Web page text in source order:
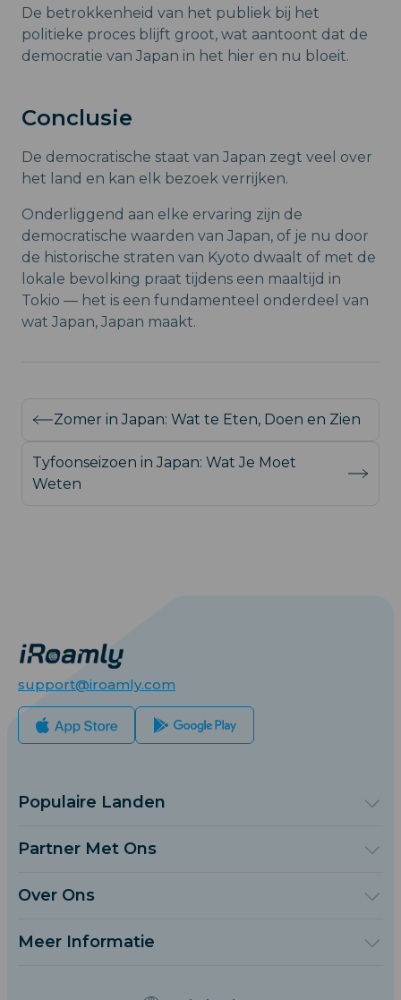
De betrokkenheid van het publiek bij het
politieke proces blijft groot, wat aantoont dat de
democratie van Japan in het hier en nu bloeit.
Conclusie
De democratische staat van Japan zegt veel over
het land en kan elk bezoek verrijken.
Onderliggend aan elke ervaring zijn de
democratische waarden van Japan, of je nu door
de historische straten van Kyoto dwaalt of met de
lokale bevolking praat tijdens een maaltijd in
Tokio — het is een fundamenteel onderdeel van
wat Japan, Japan maakt.
Zomer in Japan: Wat te Eten, Doen en Zien
Tyfoonseizoen in Japan: Wat Je Moet
Weten
support@iroamly.com
Populaire Landen
Verenigd Koninkrijk
Thailand
Italië
Partner Met Ons
Verwijs & Verdien
Over Ons
Neem Contact Op
Meer Informatie